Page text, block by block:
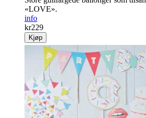
«LOVE».
info
kr229
Kjøp